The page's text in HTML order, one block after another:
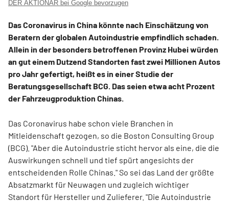
DER AKTIONÄR bei Google bevorzugen
Das Coronavirus in China könnte nach Einschätzung von
Beratern der globalen Autoindustrie empfindlich schaden.
Allein in der besonders betroffenen Provinz Hubei würden
an gut einem Dutzend Standorten fast zwei Millionen Autos
pro Jahr gefertigt, heißt es in einer Studie der
Beratungsgesellschaft BCG. Das seien etwa acht Prozent
der Fahrzeugproduktion Chinas.
Das Coronavirus habe schon viele Branchen in
Mitleidenschaft gezogen, so die Boston Consulting Group
(BCG). "Aber die Autoindustrie sticht hervor als eine, die die
Auswirkungen schnell und tief spürt angesichts der
entscheidenden Rolle Chinas." So sei das Land der größte
Absatzmarkt für Neuwagen und zugleich wichtiger
Standort für Hersteller und Zulieferer. "Die Autoindustrie